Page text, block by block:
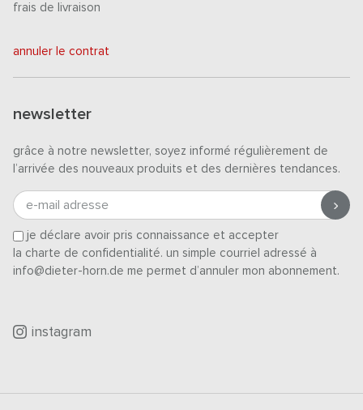
frais de livraison
annuler le contrat
newsletter
grâce à notre newsletter, soyez informé régulièrement de
l’arrivée des nouveaux produits et des dernières tendances.
e-mail adresse
je déclare avoir pris connaissance et accepter
la charte de confidentialité. un simple courriel adressé à
info@dieter-horn.de me permet d’annuler mon abonnement.
instagram